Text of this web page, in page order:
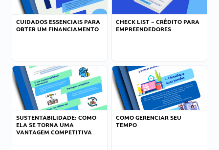
CUIDADOS ESSENCIAIS PARA
OBTER UM FINANCIAMENTO
CHECK LIST – CRÉDITO PARA
EMPREENDEDORES
SUSTENTABILIDADE: COMO
ELA SE TORNA UMA
VANTAGEM COMPETITIVA
COMO GERENCIAR SEU
TEMPO